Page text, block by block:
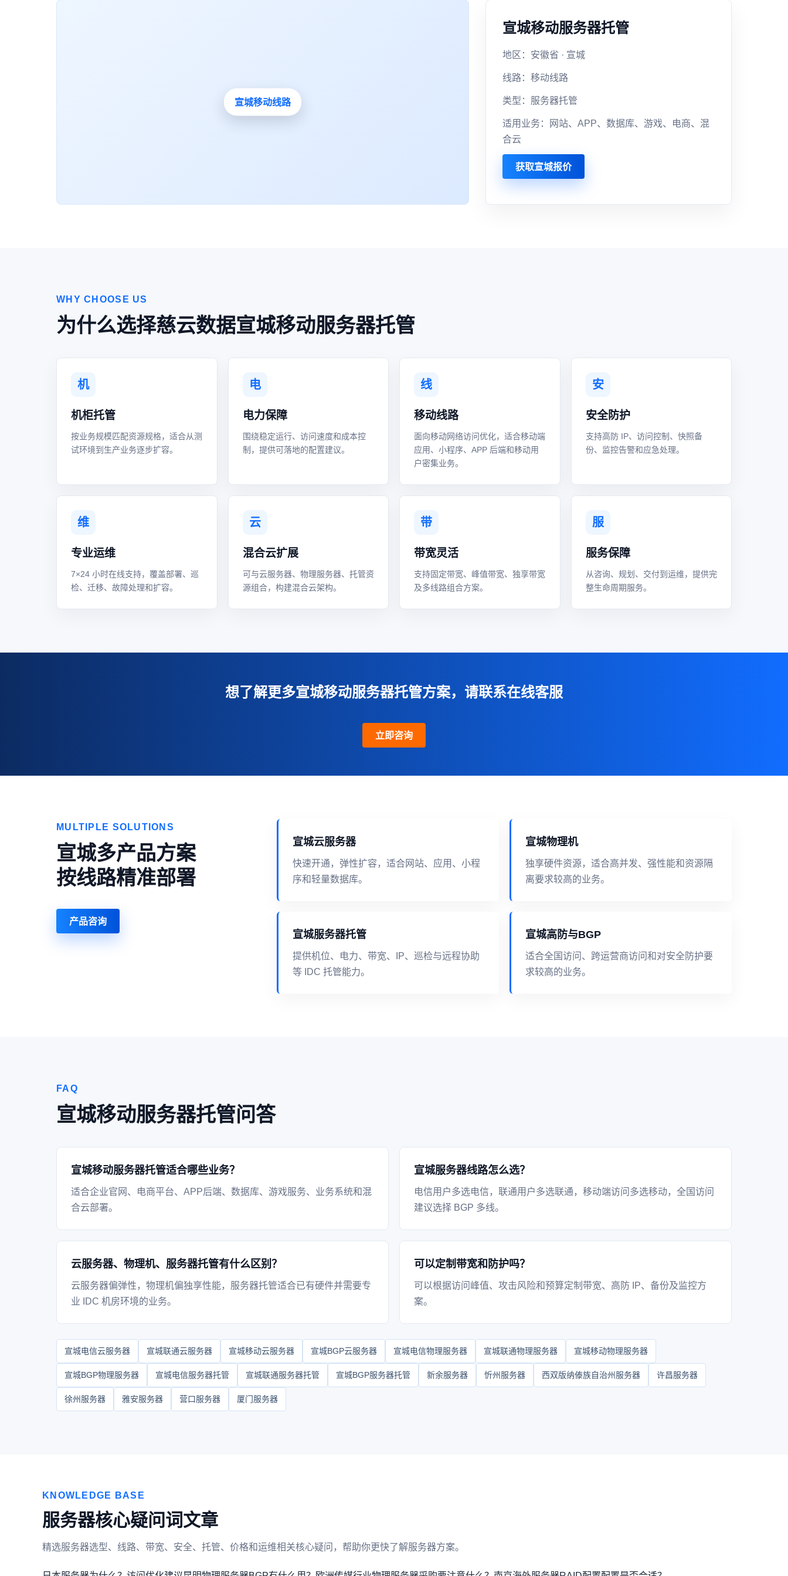
宣城移动服务器托管
地区：安徽省 · 宣城
线路：移动线路
类型：服务器托管
适用业务：网站、APP、数据库、游戏、电商、混
合云
获取宣城报价
WHY CHOOSE US
为什么选择慈云数据宣城移动服务器托管
机
机柜托管
按业务规模匹配资源规格，适合从测
试环境到生产业务逐步扩容。
电
电力保障
围绕稳定运行、访问速度和成本控
制，提供可落地的配置建议。
线
移动线路
面向移动网络访问优化，适合移动端
应用、小程序、APP 后端和移动用
户密集业务。
安
安全防护
支持高防 IP、访问控制、快照备
份、监控告警和应急处理。
维
专业运维
7×24 小时在线支持，覆盖部署、巡
检、迁移、故障处理和扩容。
云
混合云扩展
可与云服务器、物理服务器、托管资
源组合，构建混合云架构。
带
带宽灵活
支持固定带宽、峰值带宽、独享带宽
及多线路组合方案。
服
服务保障
从咨询、规划、交付到运维，提供完
整生命周期服务。
想了解更多宣城移动服务器托管方案，请联系在线客服
立即咨询
MULTIPLE SOLUTIONS
宣城多产品方案
按线路精准部署
产品咨询
宣城云服务器
快速开通，弹性扩容，适合网站、应用、小程
序和轻量数据库。
宣城物理机
独享硬件资源，适合高并发、强性能和资源隔
离要求较高的业务。
宣城服务器托管
提供机位、电力、带宽、IP、巡检与远程协助
等 IDC 托管能力。
宣城高防与BGP
适合全国访问、跨运营商访问和对安全防护要
求较高的业务。
FAQ
宣城移动服务器托管问答
宣城移动服务器托管适合哪些业务？
适合企业官网、电商平台、APP后端、数据库、游戏服务、业务系统和混
合云部署。
宣城服务器线路怎么选？
电信用户多选电信，联通用户多选联通，移动端访问多选移动，全国访问
建议选择 BGP 多线。
云服务器、物理机、服务器托管有什么区别？
云服务器偏弹性，物理机偏独享性能，服务器托管适合已有硬件并需要专
业 IDC 机房环境的业务。
可以定制带宽和防护吗？
可以根据访问峰值、攻击风险和预算定制带宽、高防 IP、备份及监控方
案。
宣城电信云服务器 宣城联通云服务器 宣城移动云服务器 宣城BGP云服务器 宣城电信物理服务器 宣城联通物理服务器 宣城移动物理服务器
宣城BGP物理服务器 宣城电信服务器托管 宣城联通服务器托管 宣城BGP服务器托管 新余服务器 忻州服务器 西双版纳傣族自治州服务器 许昌服务器
徐州服务器 雅安服务器 营口服务器 厦门服务器
KNOWLEDGE BASE
服务器核心疑问词文章
精选服务器选型、线路、带宽、安全、托管、价格和运维相关核心疑问，帮助你更快了解服务器方案。